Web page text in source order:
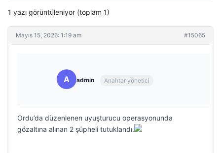
1 yazı görüntüleniyor (toplam 1)
Mayıs 15, 2026: 1:19 am #15065
A admin Anahtar yönetici
Ordu’da düzenlenen uyuşturucu operasyonunda
gözaltına alınan 2 şüpheli tutuklandı.